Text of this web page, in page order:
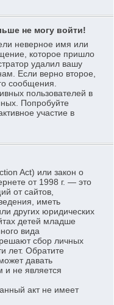
не могу войти!
неверное имя или
которое пришло
удалил вашу
Если верно второе,
сообщения.
пользователей в
Попробуйте
участие в
Act) или закон о
от 1998 г. — это
от сайтов,
иметь
других юридических
детей младше
вида
сбор личных
лет. Обратите
давать
и не является
акт не имеет